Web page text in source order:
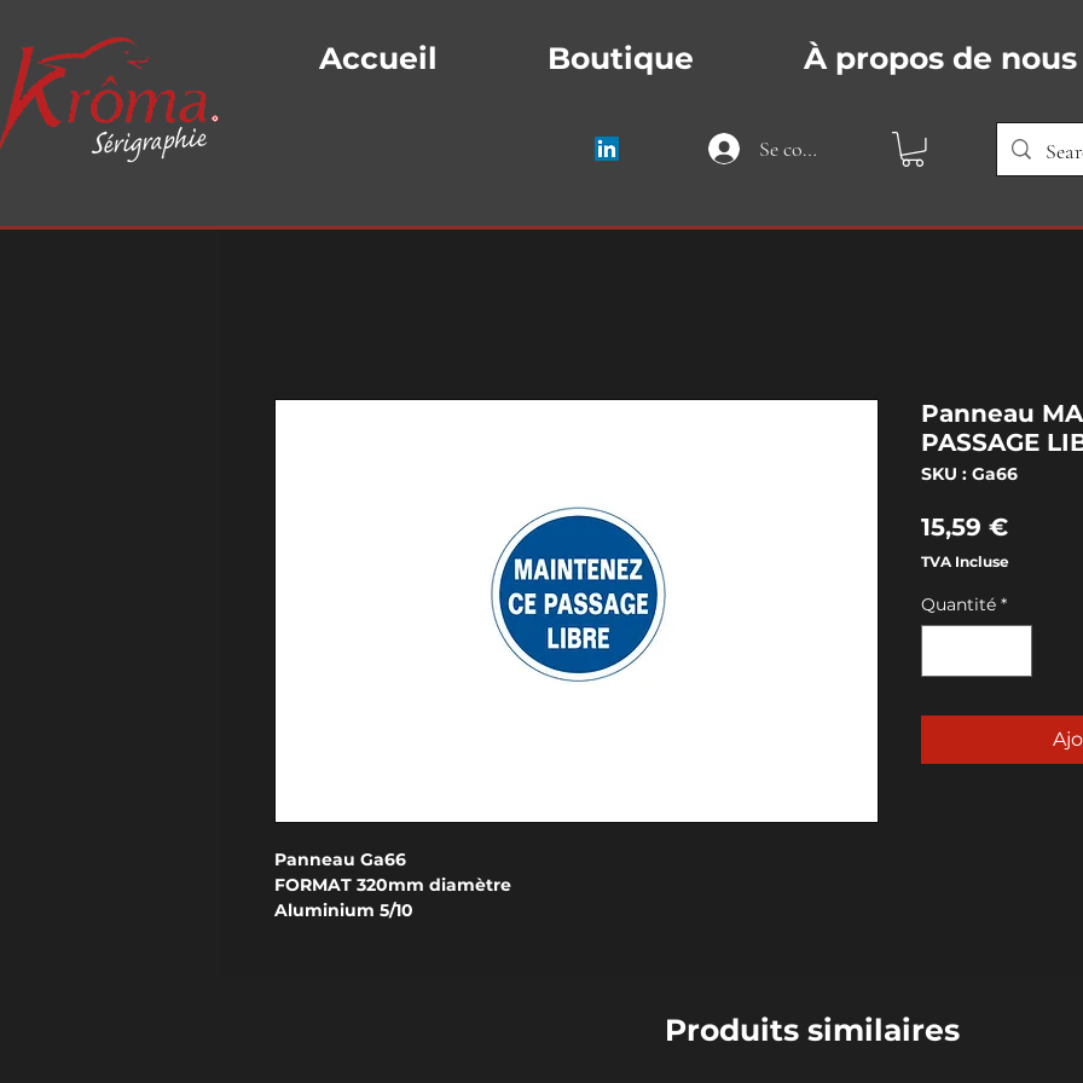
Accueil Boutique À propos de nous
Se connecter
Panneau Ga66
FORMAT 320mm diamètre
Aluminium 5/10
Panneau
PASSAGE
SKU : Ga66
15,59 €Prix
TVA Incluse
Quantité *
Produits similaires